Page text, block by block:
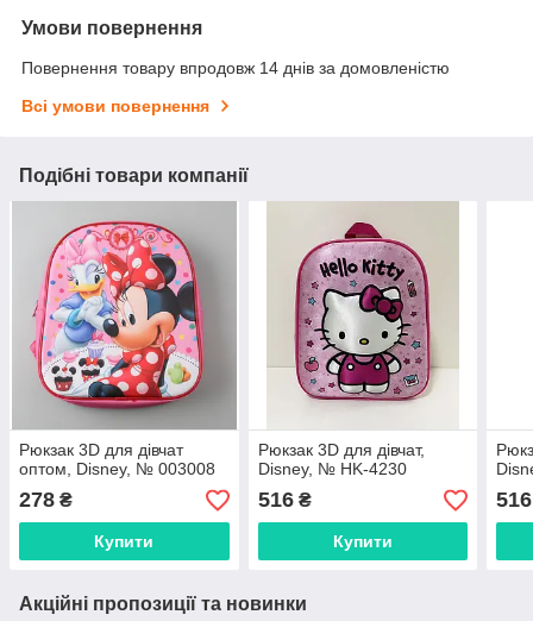
Умови повернення
Повернення товару впродовж 14 днів за домовленістю
Всі умови повернення
Подібні товари компанії
Рюкзак 3D для дівчат
оптом, Disney, № 003008
278 ₴
Купити
Рюкзак 3D для дівчат,
Disney, № HK-4230
516₴
Купити
516
Акційні пропозиції та новинки